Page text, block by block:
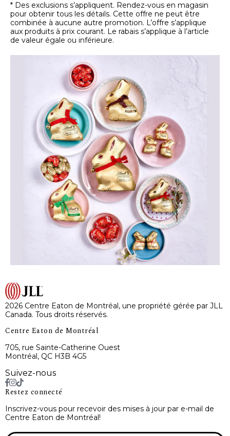
* Des exclusions s’appliquent. Rendez-vous en magasin
pour obtenir tous les détails. Cette offre ne peut être
combinée à aucune autre promotion. L’offre s’applique
aux produits à prix courant. Le rabais s’applique à l’article
de valeur égale ou inférieure.
2026 Centre Eaton de Montréal, une propriété gérée par JLL
Canada. Tous droits réservés.
Centre Eaton de Montréal
705, rue Sainte-Catherine Ouest
Montréal, QC H3B 4G5
Suivez-nous
Restez connecté
Inscrivez-vous pour recevoir des mises à jour par e-mail de
Centre Eaton de Montréal!